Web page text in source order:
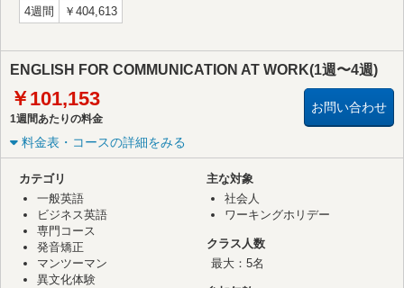
4週間
￥404,613
ENGLISH FOR COMMUNICATION AT WORK(1週〜4週)
￥101,153
1週間あたりの料金
お問い合わせ
料金表・コースの詳細をみる
カテゴリ
一般英語
ビジネス英語
専門コース
発音矯正
マンツーマン
異文化体験
主な対象
社会人
ワーキングホリデー
クラス人数
最大：5名